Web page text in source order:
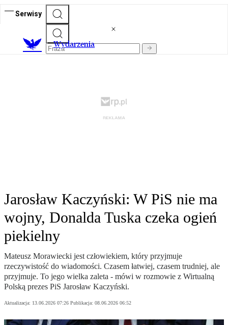
Serwisy
Wydarzenia
Jarosław Kaczyński: W PiS nie ma
wojny, Donalda Tuska czeka ogień
piekielny
Mateusz Morawiecki jest człowiekiem, który przyjmuje
rzeczywistość do wiadomości. Czasem łatwiej, czasem trudniej, ale
przyjmuje. To jego wielka zaleta - mówi w rozmowie z Wirtualną
Polską prezes PiS Jarosław Kaczyński.
Aktualizacja: 13.06.2026 07:26 Publikacja: 08.06.2026 06:52